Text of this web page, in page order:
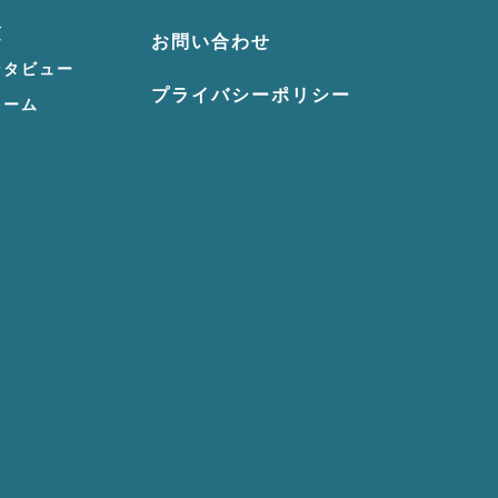
ビュー
ム
お問い合わせ
プライバシーポリシー